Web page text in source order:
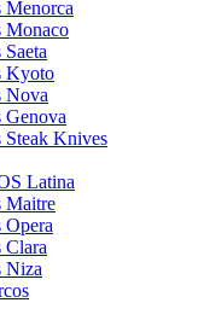
Kyoto
Knives
Latina
Niza